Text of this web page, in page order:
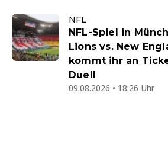
NFL
NFL-Spiel in
Lions vs. New
kommt ihr an
Duell
09.08.2026 • 18:26 Uhr